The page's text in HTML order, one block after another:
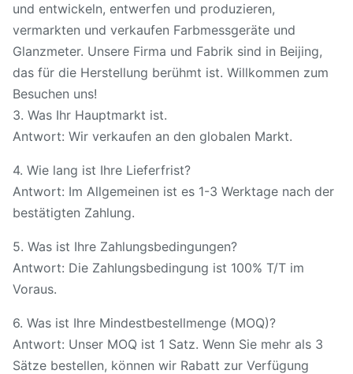
und entwickeln, entwerfen und produzieren,
vermarkten und verkaufen Farbmessgeräte und
Glanzmeter. Unsere Firma und Fabrik sind in Beijing,
das für die Herstellung berühmt ist. Willkommen zum
Besuchen uns!
3. Was Ihr Hauptmarkt ist.
Antwort: Wir verkaufen an den globalen Markt.
4. Wie lang ist Ihre Lieferfrist?
Antwort: Im Allgemeinen ist es 1-3 Werktage nach der
bestätigten Zahlung.
5. Was ist Ihre Zahlungsbedingungen?
Antwort: Die Zahlungsbedingung ist 100% T/T im
Voraus.
6. Was ist Ihre Mindestbestellmenge (MOQ)?
Antwort: Unser MOQ ist 1 Satz. Wenn Sie mehr als 3
Sätze bestellen, können wir Rabatt zur Verfügung